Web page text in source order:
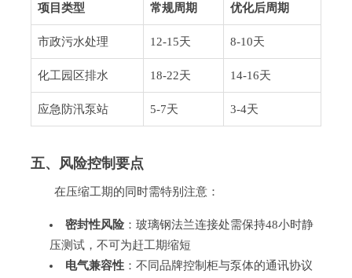
项目类型 常规周期 优化后周期
市政污水处理 12-15天 8-10天
化工园区排水 18-22天 14-16天
应急防汛泵站 5-7天 3-4天
五、风险控制要点
在压缩工期的同时需特别注意：
密封性风险：玻璃钢法兰连接处需保持48小时静
压测试，不可为赶工期缩短
电气兼容性：不同品牌控制柜与泵体的通讯协议